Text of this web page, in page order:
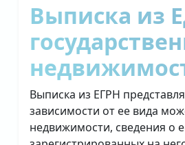
Выписка из
Выписка из ЕГРН
зависимости от ее вида
недвижимости, сведения о